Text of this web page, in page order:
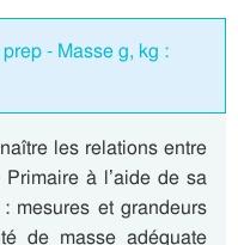
- Masse g, kg :
les relations entre
à l’aide de sa
mesures et grandeurs
de masse adéquate